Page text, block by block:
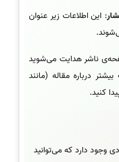
: این اطلاعات زیر عنوان
ناشر هدایت می‌شوید
درباره مقاله (مانند
کنید.
وجود دارد که می‌توانید